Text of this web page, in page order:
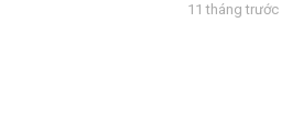
11 tháng trước